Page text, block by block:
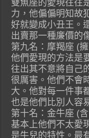
雙魚座的愛現往往
力，他偏偏明知故
好就變成小丑王。
出賣那一種廉價的
第九名：摩羯座 (
他們愛現的方法是
往出其不意將自己
很厲害。他們不會
大。他對每一件事
也是他們比別人容
第十名：金牛座 (
基本上他們不太愛
是牛兒的特性。最